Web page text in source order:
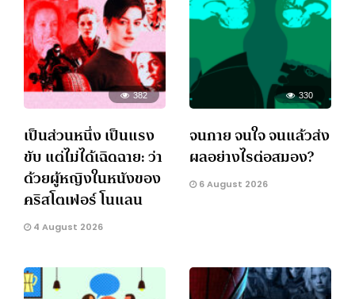
382
เป็นส่วนหนึ่ง เป็นแรง
ขับ แต่ไม่ได้เฉิดฉาย: ว่า
ด้วยผู้หญิงในหนังของ
คริสโตเฟอร์ โนแลน
4 August 2026
330
จนกาย จนใจ จนแล้วส่ง
ผลอย่างไรต่อสมอง?
6 August 2026